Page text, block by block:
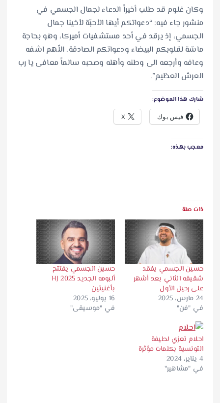
وكان غلوم قد طلب أخيراً الدعاء لجمال الجسمي في
منشور جاء فيه: “دعواتكم أيها الأحبّة لأخينا جمال
الجسمي، إذ يرقد في أحد مستشفيات أميركا، وهو بحاجة
ماسّة لقلوبكم البيضاء ودعواتكم الصادقة. اللّهم اشفه
وعافه وأرجعه الى وطنه وأهله وصحبه سالماً معافى يا رب
العرش العظيم”.
شارك هذا الموضوع:
فيس بوك X
معجب بهذه:
ذات صلة
حسين الجسمي يفقد
شقيقه الثاني بعد أشهر
على رحيل الأول
24 مارس، 2025
في "فن"
حسين الجسمي يفتتح
ألبومه الجديد HJ 2025
بأغنيتَين
16 يوليو، 2025
في "موسيقى"
احلام تعزي لطيفة
التونسية بكلمات مؤثرة
4 يناير، 2024
في "مشاهير"